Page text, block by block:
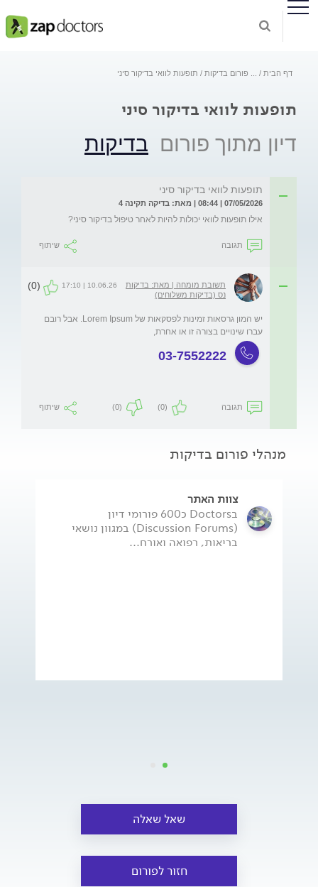
דף הבית פורום בדיקות תופעות לוואי בדיקור סיני
תופעות לוואי בדיקור סיני
דיון מתוך פורום בדיקות
תופעות לוואי בדיקור סיני
07/05/2026 | 08:44 | מאת: בדיקה תקינה 4
אילו תופעות לוואי יכולות להיות לאחר טיפול בדיקור סיני?
תגובה שיתוף
תשובת מומחה | מאת: בדיקות
נס (בדיקות משלוחים)
10.06.26 | 17:10
(0)
יש המון גרסאות זמינות לפסקאות של Lorem Ipsum. אבל רובם
עברו שינויים בצורה זו או אחרת,
03-7552222
תגובה (0)
(0) שיתוף
מנהלי פורום בדיקות
צוות האתר
בDoctors כ600 פורומי דיון
(Discussion Forums) במגוון נושאי
בריאות, רפואה ואורח...
שאל שאלה
חזור לפורום